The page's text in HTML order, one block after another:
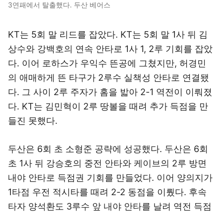
3연패에서 탈출했다. 두산 베어스
KT는 5회 말 리드를 잡았다. KT는 5회 말 1사 뒤 김
상수와 강백호의 연속 안타로 1사 1, 2루 기회를 잡았
다. 이어 로하스가 우익수 뜬공에 그쳤지만, 허경민
의 애매하게 뜬 타구가 2루수 실책성 안타로 연결됐
다. 그 사이 2루 주자가 홈을 밟아 2-1 역전이 이뤄졌
다. KT는 김민혁이 2루 땅볼을 때려 추가 득점을 만
들진 못했다.
두산은 6회 초 소형준 공략에 성공했다. 두산은 6회
초 1사 뒤 강승호의 중전 안타와 케이브의 2루 방면
내야 안타로 득점권 기회를 만들었다. 이어 양의지가
1타점 우전 적시타를 때려 2-2 동점을 이뤘다. 후속
타자 양석환도 3루수 앞 내야 안타를 날려 역전 득점